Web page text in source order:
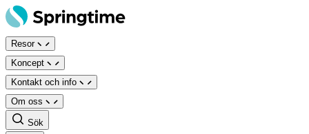
Hoppa
till
innehåll
Resor
Koncept
Kontakt och info
Om oss
Sök